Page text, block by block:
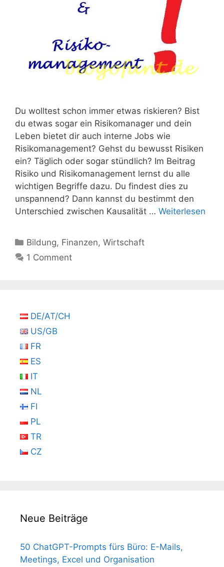
Du wolltest schon immer etwas riskieren? Bist
du etwas sogar ein Risikomanager und dein
Leben bietet dir auch interne Jobs wie
Risikomanagement? Gehst du bewusst Risiken
ein? Täglich oder sogar stündlich? Im Beitrag
Risiko und Risikomanagement lernst du alle
wichtigen Begriffe dazu. Du findest dies zu
unspannend? Dann kannst du bestimmt den
Unterschied zwischen Kausalität … Weiterlesen
Kategorien
Bildung, Finanzen,Wirtschaft
1 Comment
DE/AT/CH
US/GB
FR
ES
IT
NL
FI
PL
TR
CZ
Neue Beiträge
50 ChatGPT-Prompts fürs Büro: E-Mails,
Meetings, Excel und Organisation